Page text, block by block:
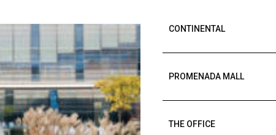
CONTINENTAL
PROMENADA MALL
THE OFFICE